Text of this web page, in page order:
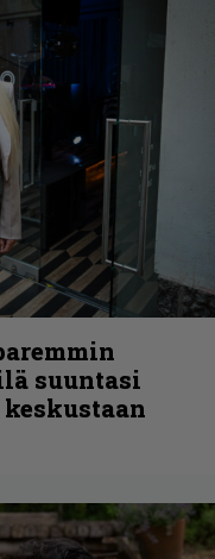
suuntasi